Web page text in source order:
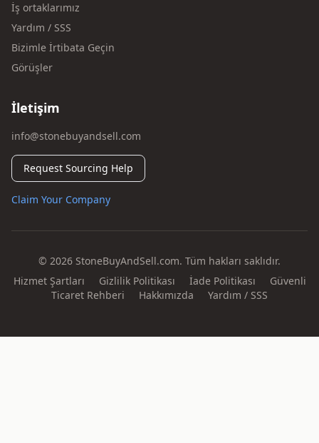
İş ortaklarımız
Yardım / SSS
Bizimle İrtibata Geçin
Görüşler
İletişim
info@stonebuyandsell.com
Request Sourcing Help
Claim Your Company
© 2026 StoneBuyAndSell.com. Tüm hakları saklıdır.
Hizmet Şartları
Gizlilik Politikası İade Politikası
Güvenli
Ticaret Rehberi
Hakkımızda Yardım / SSS